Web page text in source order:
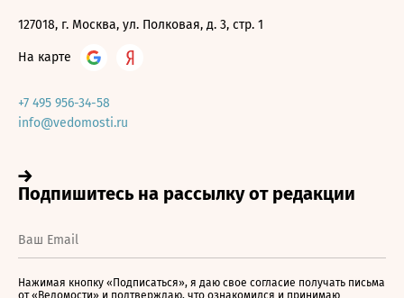
127018, г. Москва, ул. Полковая, д. 3, стр. 1
На карте
+7 495 956-34-58
info@vedomosti.ru
Нажимая кнопку «Подписаться», я даю свое согласие получать письма
от «Ведомости» и подтверждаю, что ознакомился и принимаю